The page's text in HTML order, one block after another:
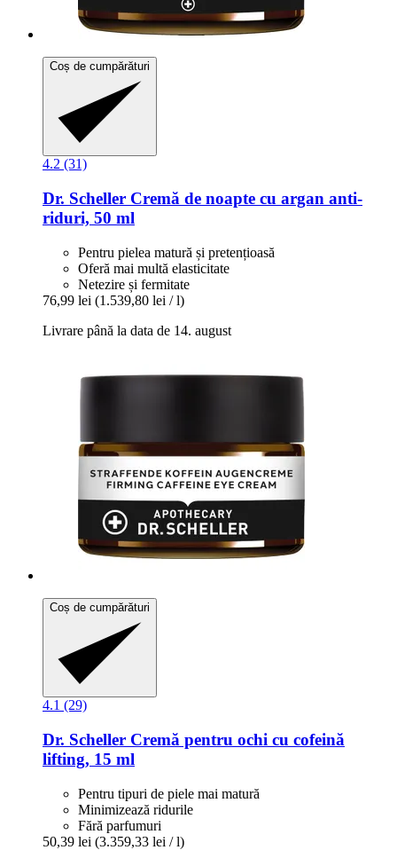
Coș de cumpărături
4.2 (31)
Dr. Scheller Cremă de noapte cu argan anti-​
riduri, 50 ml
Pentru pielea matură și pretențioasă
Oferă mai multă elasticitate
Netezire și fermitate
76,99 lei (1.539,80 lei / l)
Livrare până la data de 14. august
Coș de cumpărături
4.1 (29)
Dr. Scheller Cremă pentru ochi cu cofeină
lifting, 15 ml
Pentru tipuri de piele mai matură
Minimizează ridurile
Fără parfumuri
50,39 lei (3.359,33 lei / l)